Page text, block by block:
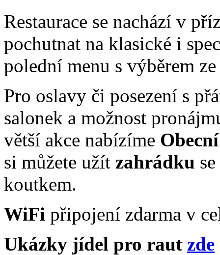
Restaurace se nachází v
pochutnat na klasické i
polední menu s výběrem
Pro oslavy či posezení s
salonek a možnost
větší akce nabízíme
si můžete užít zahrádku
koutkem.
WiFi připojení zdarma v
Ukázky jídel pro raut zde